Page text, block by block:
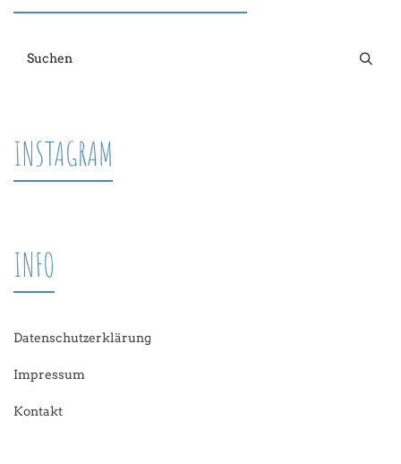
INSTAGRAM
INFO
Datenschutzerklärung
Impressum
Kontakt